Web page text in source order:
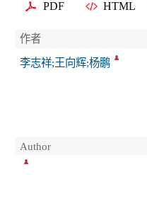
PDF HTML
作者
李志祥;王向辉;杨鹏
Author